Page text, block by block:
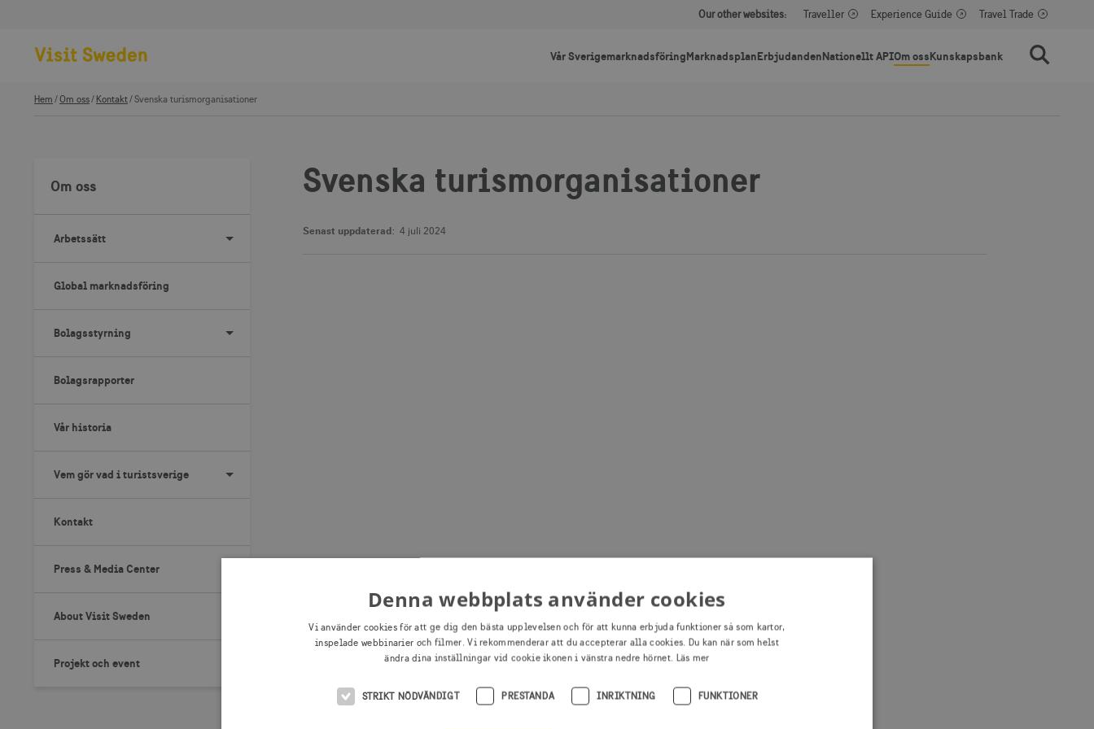
Our other websites: Traveller Experience Guide Travel Trade
Vår SverigemarknadsföringMarknadsplanErbjudandenNationellt APIOm ossKunskapsbank Sök
Hem Om oss Kontakt Svenska turismorganisationer
Om oss
Arbetssätt
Global marknadsföring
Bolagsstyrning
Bolagsrapporter
Vår historia
Vem gör vad i turistsverige
Kontakt
Press & Media Center
About Visit Sweden
Projekt och event
Svenska turismorganisationer
Senast uppdaterad: 4 juli 2024
Denna webbplats använder cookies
Vi använder cookies för att ge dig den bästa upplevelsen och för att kunna erbjuda funktioner så som kartor,
inspelade webbinarier och filmer. Vi rekommenderar att du accepterar alla cookies. Du kan när som helst
ändra dina inställningar vid cookie ikonen i vänstra nedre hörnet. Läs mer
STRIKT NÖDVÄNDIGT PRESTANDA INRIKTNING FUNKTIONER